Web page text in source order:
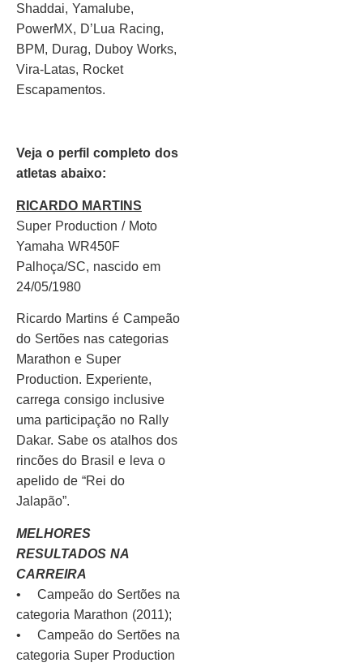
Shaddai, Yamalube,
PowerMX, D’Lua Racing,
BPM, Durag, Duboy Works,
Vira-Latas, Rocket
Escapamentos.
Veja o perfil completo dos
atletas abaixo:
RICARDO MARTINS
Super Production / Moto
Yamaha WR450F
Palhoça/SC, nascido em
24/05/1980
Ricardo Martins é Campeão
do Sertões nas categorias
Marathon e Super
Production. Experiente,
carrega consigo inclusive
uma participação no Rally
Dakar. Sabe os atalhos dos
rincões do Brasil e leva o
apelido de “Rei do
Jalapão”.
MELHORES
RESULTADOS NA
CARREIRA
• Campeão do Sertões na
categoria Marathon (2011);
• Campeão do Sertões na
categoria Super Production